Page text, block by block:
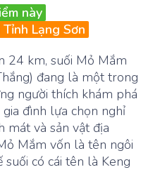
này
Lạng Sơn
24 km, suối Mỏ Mắm
đang là một trong
người thích khám phá
đình lựa chọn nghỉ
mát và sản vật địa
Mắm vốn là tên ngôi
suối có cái tên là Keng